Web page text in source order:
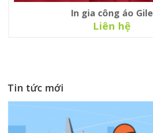
In gia công áo Gile
Liên hệ
Tin tức mới